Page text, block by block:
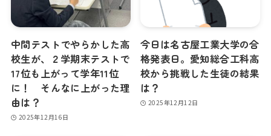
中間テストでやらかした高
校生が、２学期末テストで
17位も上がって学年11位
に！ そんなに上がった理
由は？
2025年12月16日
今日は名古屋工業大学の合
格発表日。愛知総合工科高
校から挑戦した生徒の結果
は？
2025年12月12日